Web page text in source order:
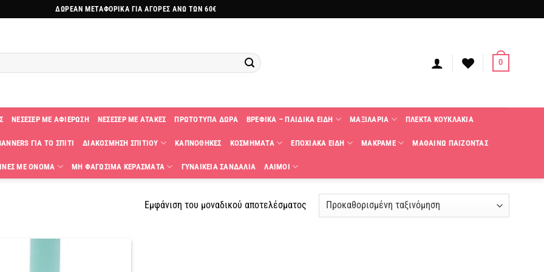
ΔΩΡΕΑΝ ΜΕΤΑΦΟΡΙΚΑ ΓΙΑ ΑΓΟΡΕΣ ΑΝΩ ΤΩΝ 60€
0
ΝΕΣΕΣΕΡ ΜΕ ΑΦΙΕΡΩΣΗ ΝΕΣΕΣΕΡ ΜΕ ΑΤΑΚΕΣ ΠΡΩΤΟΤΥΠΑ ΔΩΡΑ ΒΡΕΦΙΚΑ – ΠΑΙΔΙΚΑ ΕΙΔΗ ΜΑΞΙΛΑΡΙΑ ΠΛΕΚΤΑ KΟΥΚΛΑΚΙΑ
ΓΙΑ ΤΟ ΣΠΙΤΙ ΔΙΑΚΟΣΜΗΣΗ ΣΠΙΤΙΟΥ ΚΑΠΝΟΘΗΚΕΣ ΚΟΣΜΗΜΑΤΑ ΕΠΟΧΙΑΚΑ ΕΙΔΗ ΜΑΚΡΑΜΕ ΜΑΘΑΙΝΩ ΠΑΙΖΟΝΤΑΣ
ΜΕ ΟΝΟΜΑ ΜΗ ΦΑΓΩΣΙΜΑ ΚΕΡΑΣΜΑΤΑ ΓΥΝΑΙΚΕΙΑ ΣΑΝΔΑΛΙΑ ΛΑΙΜΟΙ
Εμφάνιση του μοναδικού αποτελέσματος